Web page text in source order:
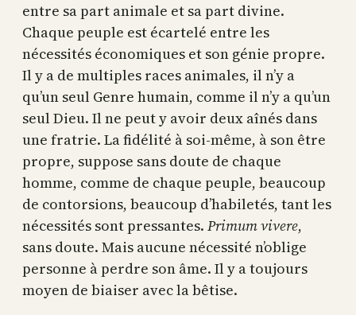
entre sa part animale et sa part divine.
Chaque peuple est écartelé entre les
nécessités économiques et son génie propre.
Il y a de multiples races animales, il n’y a
qu’un seul Genre humain, comme il n’y a qu’un
seul Dieu. Il ne peut y avoir deux aînés dans
une fratrie. La fidélité à soi-même, à son être
propre, suppose sans doute de chaque
homme, comme de chaque peuple, beaucoup
de contorsions, beaucoup d’habiletés, tant les
nécessités sont pressantes. Primum vivere,
sans doute. Mais aucune nécessité n’oblige
personne à perdre son âme. Il y a toujours
moyen de biaiser avec la bêtise.